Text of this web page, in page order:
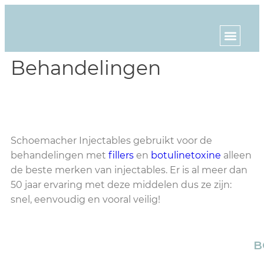
Behandelingen
Schoemacher Injectables gebruikt voor de
behandelingen met fillers en botulinetoxine alleen
de beste merken van injectables. Er is al meer dan
50 jaar ervaring met deze middelen dus ze zijn:
snel, eenvoudig en vooral veilig!